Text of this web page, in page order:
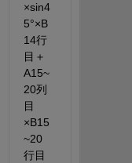
×sin4
5°×B
14行
目＋
A15~
20列
目
×B15
~20
行目